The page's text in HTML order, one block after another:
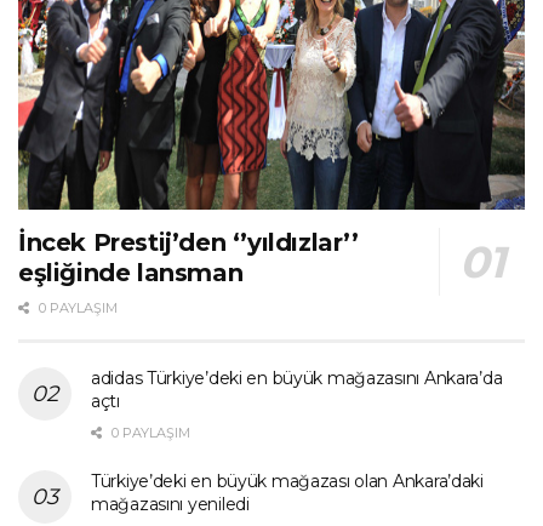
İncek Prestij’den ‘’yıldızlar’’
eşliğinde lansman
0 PAYLAŞIM
adidas Türkiye’deki en büyük mağazasını Ankara’da
açtı
0 PAYLAŞIM
Türkiye’deki en büyük mağazası olan Ankara’daki
mağazasını yeniledi